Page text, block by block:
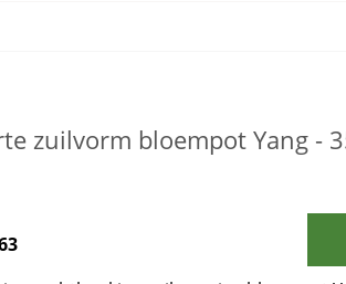
zuilvorm bloempot Yang -